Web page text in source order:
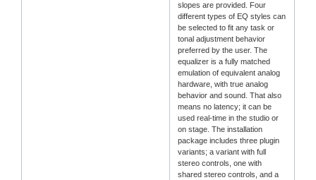
slopes are provided. Four
different types of EQ styles can
be selected to fit any task or
tonal adjustment behavior
preferred by the user. The
equalizer is a fully matched
emulation of equivalent analog
hardware, with true analog
behavior and sound. That also
means no latency; it can be
used real-time in the studio or
on stage. The installation
package includes three plugin
variants; a variant with full
stereo controls, one with
shared stereo controls, and a